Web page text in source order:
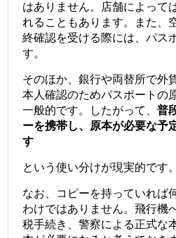
はありません。店舗によって
れることもあります。また、
終確認を受ける際には、パス
す。
そのほか、銀行や両替所で外
本人確認のためパスポートの
一般的です。したがって、普
ーを携帯し、原本が必要な予
す
という使い分けが現実的です。
なお、コピーを持っていれば
わけではありません。飛行機
税手続き、警察による正式な